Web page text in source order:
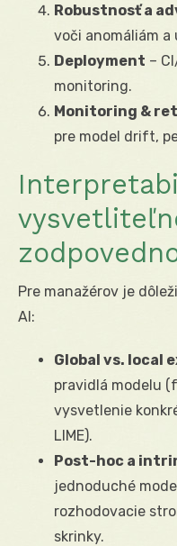
Robustnosť a
voči anomáliám a
Deployment –
monitoring.
Monitoring &
pre model drift,
Pre manažérov je
AI:
Global vs. local
pravidlá modelu
vysvetlenie
LIME).
Post-hoc a
jednoduché
rozhodovacie
skrinky.